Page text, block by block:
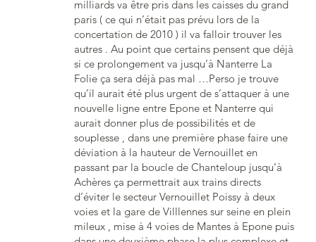
milliards va être pris dans les caisses du grand
paris ( ce qui n’était pas prévu lors de la
concertation de 2010 ) il va falloir trouver les
autres . Au point que certains pensent que déjà
si ce prolongement va jusqu’à Nanterre La
Folie ça sera déjà pas mal …Perso je trouve
qu’il aurait été plus urgent de s’attaquer à une
nouvelle ligne entre Epone et Nanterre qui
aurait donner plus de possibilités et de
souplesse , dans une première phase faire une
déviation à la hauteur de Vernouillet en
passant par la boucle de Chanteloup jusqu’à
Achères ça permettrait aux trains directs
d’éviter le secteur Vernouillet Poissy à deux
voies et la gare de Villlennes sur seine en plein
mileux , mise à 4 voies de Mantes à Epone puis